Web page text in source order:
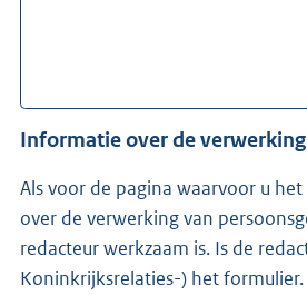
Informatie over de
Als voor de pagina waarvoor u
over de verwerking van
redacteur werkzaam is. Is de redacteur niet bekend, ontvangen wij (KOOP -onderdeel van het ministerie van Binnenlandse Zaken en
Koninkrijksrelaties-) het